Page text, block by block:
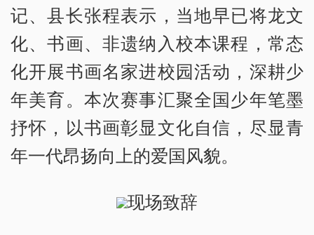
记、县长张程表示，当地早已将龙文
化、书画、非遗纳入校本课程，常态
化开展书画名家进校园活动，深耕少
年美育。本次赛事汇聚全国少年笔墨
抒怀，以书画彰显文化自信，尽显青
年一代昂扬向上的爱国风貌。
现场致辞